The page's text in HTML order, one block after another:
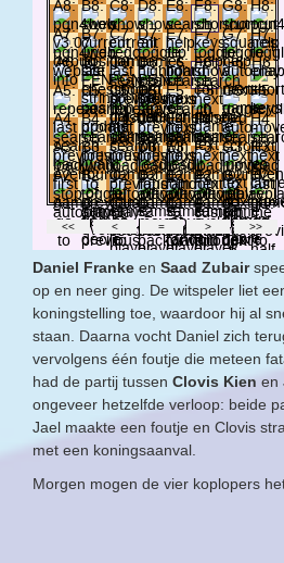
Daniel Franke en Saad Zubair
op en neer ging. De witspeler liet
koningstelling toe, waardoor hij al
staan. Daarna vocht Daniel zich
vervolgens één foutje die meteen
had de partij tussen Clovis Kien en
ongeveer hetzelfde verloop: beide
Jael maakte een foutje en Clovis
met een koningsaanval.
Morgen mogen de vier koplopers